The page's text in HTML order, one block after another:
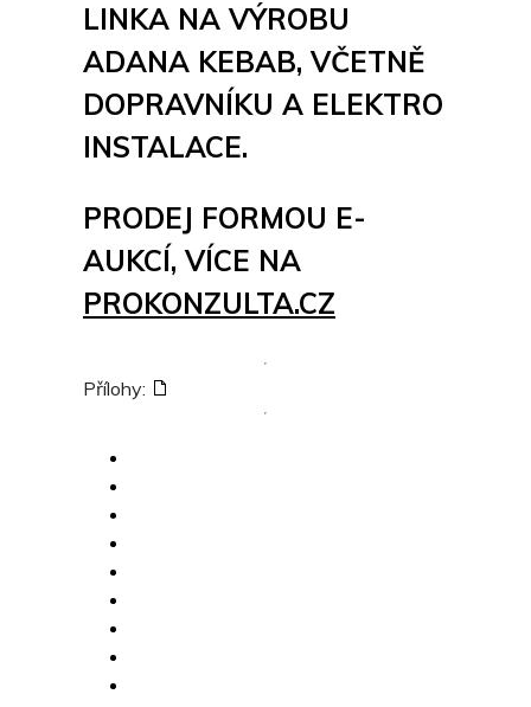
LINKA NA VÝROBU
ADANA KEBAB, VČETNĚ
DOPRAVNÍKU A ELEKTRO
INSTALACE.
PRODEJ FORMOU E-
AUKCÍ, VÍCE NA
PROKONZULTA.CZ
Přílohy: